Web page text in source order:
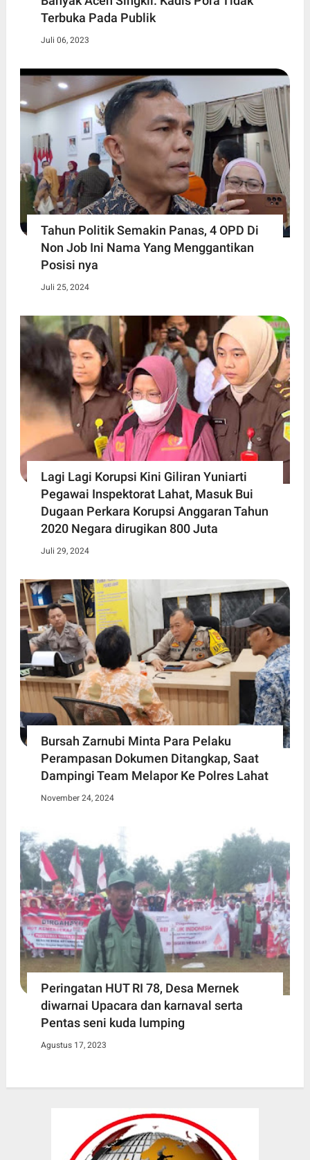
Terbuka Pada Publik
Juli 06, 2023
Tahun Politik Semakin Panas, 4 OPD Di
Non Job Ini Nama Yang Menggantikan
Posisi nya
Juli 25, 2024
Lagi Lagi Korupsi Kini Giliran Yuniarti
Pegawai Inspektorat Lahat, Masuk Bui
Dugaan Perkara Korupsi Anggaran Tahun
2020 Negara dirugikan 800 Juta
Juli 29, 2024
Bursah Zarnubi Minta Para Pelaku
Perampasan Dokumen Ditangkap, Saat
Dampingi Team Melapor Ke Polres Lahat
November 24, 2024
Peringatan HUT RI 78, Desa Mernek
diwarnai Upacara dan karnaval serta
Pentas seni kuda lumping
Agustus 17, 2023